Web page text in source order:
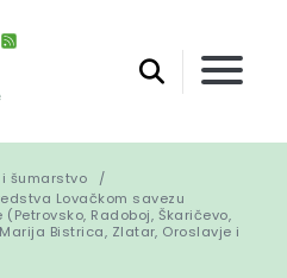
šumarstvo
Lovačkom savezu
Radoboj, Škaričevo,
Bistrica, Zlatar, Oroslavje i